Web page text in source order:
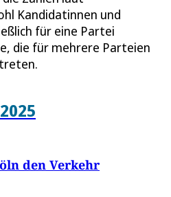
Kandidatinnen und
für eine Partei
die für mehrere Parteien
den Verkehr